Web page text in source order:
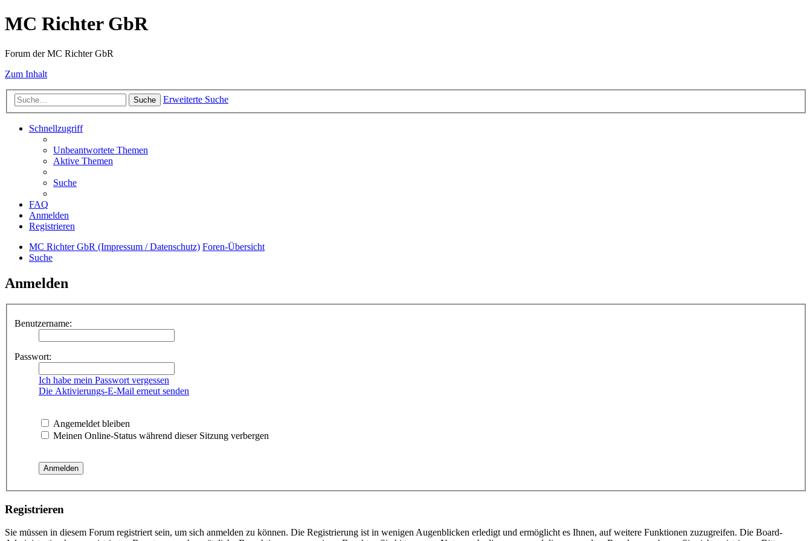
MC Richter GbR
Forum der MC Richter GbR
Zum Inhalt
Suche Erweiterte Suche
Schnellzugriff
Unbeantwortete Themen
Aktive Themen
Suche
FAQ
Anmelden
Registrieren
MC Richter GbR (Impressum / Datenschutz) Foren-Übersicht
Suche
Anmelden
Benutzername:
Passwort:
Ich habe mein Passwort vergessen
Die Aktivierungs-E-Mail erneut senden
Angemeldet bleiben
Meinen Online-Status während dieser Sitzung verbergen
Registrieren
Sie müssen in diesem Forum registriert sein, um sich anmelden zu können. Die Registrierung ist in wenigen Augenblicken erledigt und ermöglicht es Ihnen, auf weitere Funktionen zuzugreifen. Die Board-